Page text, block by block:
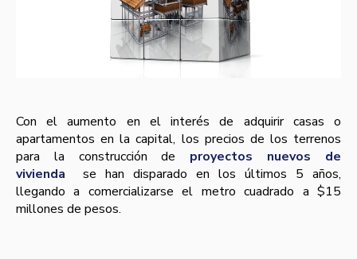
Con el aumento en el interés de adquirir casas o
apartamentos en la capital, los precios de los terrenos
para la construcción de proyectos nuevos de
vivienda
se han disparado en los últimos 5 años,
llegando a comercializarse el metro cuadrado a $15
millones de pesos.